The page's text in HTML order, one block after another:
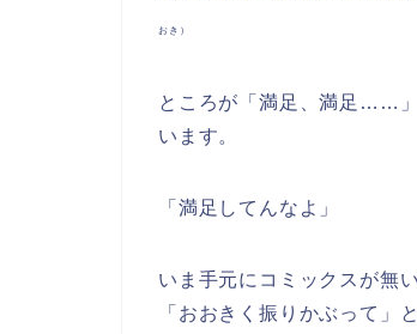
おき）
ところが「満足、満足……
います。
「満足してんなよ」
いま手元にコミックスが無
「おおきく振りかぶって」